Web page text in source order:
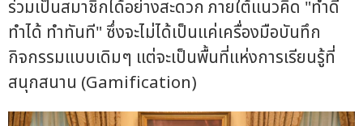
ร่วมเป็นสมาชิกได้อย่างสะดวก ภายใต้แนวคิด "ทำดี
ทำได้ ทำทันที" ซึ่งจะไม่ได้เป็นแค่เครื่องมือบันทึก
กิจกรรมแบบเดิมๆ แต่จะเป็นพื้นที่แห่งการเรียนรู้ที่
สนุกสนาน (Gamification)